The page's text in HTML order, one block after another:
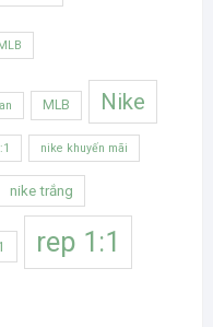
MLB Nike
nike khuyến mãi
nike trắng
rep 1:1